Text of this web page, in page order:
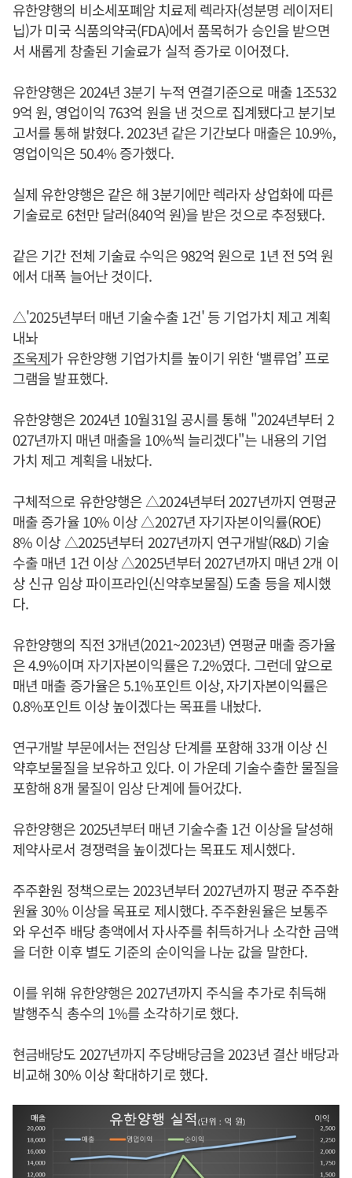
유한양행의 비소세포폐암 치료제 렉라자(성분명 레이저티
닙)가 미국 식품의약국(FDA)에서 품목허가 승인을 받으면
서 새롭게 창출된 기술료가 실적 증가로 이어졌다.
유한양행은 2024년 3분기 누적 연결기준으로 매출 1조532
9억 원, 영업이익 763억 원을 낸 것으로 집계됐다고 분기보
고서를 통해 밝혔다. 2023년 같은 기간보다 매출은 10.9%,
영업이익은 50.4% 증가했다.
실제 유한양행은 같은 해 3분기에만 렉라자 상업화에 따른
기술료로 6천만 달러(840억 원)을 받은 것으로 추정됐다.
같은 기간 전체 기술료 수익은 982억 원으로 1년 전 5억 원
에서 대폭 늘어난 것이다.
△'2025년부터 매년 기술수출 1건' 등 기업가치 제고 계획
내놔
조욱제가 유한양행 기업가치를 높이기 위한 ‘밸류업’ 프로
그램을 발표했다.
유한양행은 2024년 10월31일 공시를 통해 "2024년부터 2
027년까지 매년 매출을 10%씩 늘리겠다"는 내용의 기업
가치 제고 계획을 내놨다.
구체적으로 유한양행은 △2024년부터 2027년까지 연평균
매출 증가율 10% 이상 △2027년 자기자본이익률(ROE)
8% 이상 △2025년부터 2027년까지 연구개발(R&D) 기술
수출 매년 1건 이상 △2025년부터 2027년까지 매년 2개 이
상 신규 임상 파이프라인(신약후보물질) 도출 등을 제시했
다.
유한양행의 직전 3개년(2021~2023년) 연평균 매출 증가율
은 4.9%이며 자기자본이익률은 7.2%였다. 그런데 앞으로
매년 매출 증가율은 5.1%포인트 이상, 자기자본이익률은
0.8%포인트 이상 높이겠다는 목표를 내놨다.
연구개발 부문에서는 전임상 단계를 포함해 33개 이상 신
약후보물질을 보유하고 있다. 이 가운데 기술수출한 물질을
포함해 8개 물질이 임상 단계에 들어갔다.
유한양행은 2025년부터 매년 기술수출 1건 이상을 달성해
제약사로서 경쟁력을 높이겠다는 목표도 제시했다.
주주환원 정책으로는 2023년부터 2027년까지 평균 주주환
원율 30% 이상을 목표로 제시했다. 주주환원율은 보통주
와 우선주 배당 총액에서 자사주를 취득하거나 소각한 금액
을 더한 이후 별도 기준의 순이익을 나눈 값을 말한다.
이를 위해 유한양행은 2027년까지 주식을 추가로 취득해
발행주식 총수의 1%를 소각하기로 했다.
현금배당도 2027년까지 주당배당금을 2023년 결산 배당과
비교해 30% 이상 확대하기로 했다.